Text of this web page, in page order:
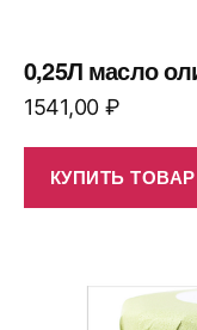
0,25Л масло
1541,00 ₽
КУПИТЬ ТОВАР